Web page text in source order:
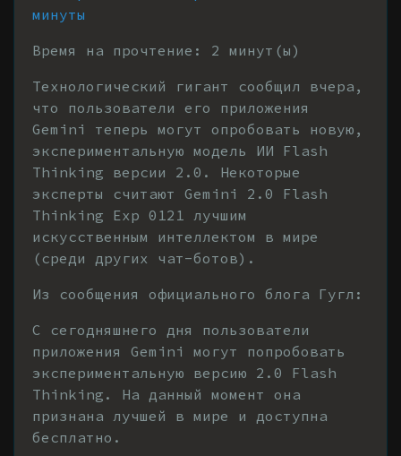
минуты
Время на прочтение:
2 минут(ы)
Технологический гигант сообщил вчера,
что пользователи его приложения
Gemini теперь могут опробовать новую,
экспериментальную модель ИИ Flash
Thinking версии 2.0. Некоторые
эксперты считают Gemini 2.0 Flash
Thinking Exp 0121 лучшим
искусственным интеллектом в мире
(среди других чат-ботов).
Из сообщения официального блога Гугл:
С сегодняшнего дня пользователи
приложения Gemini могут попробовать
экспериментальную версию 2.0 Flash
Thinking. На данный момент она
признана лучшей в мире и доступна
бесплатно.